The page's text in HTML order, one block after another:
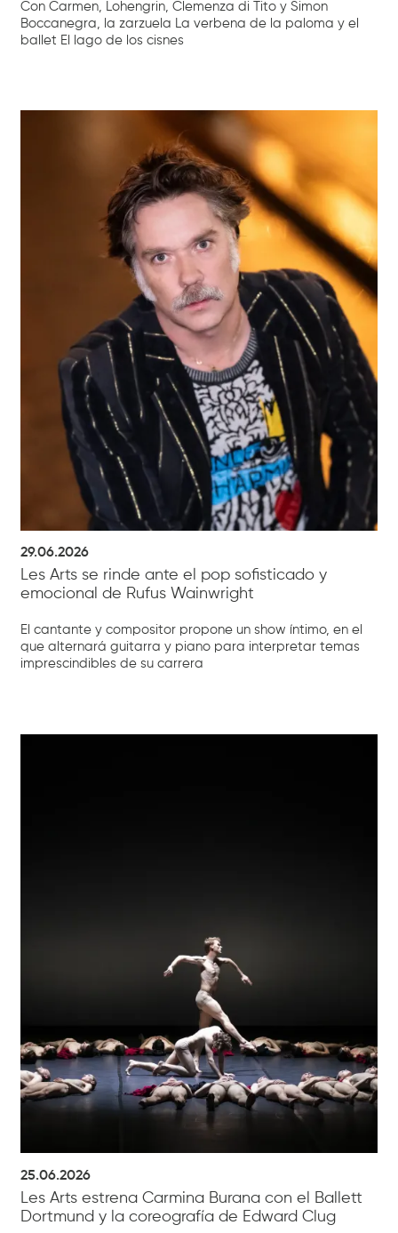
Con Carmen, Lohengrin, Clemenza di Tito y Simon
Boccanegra, la zarzuela La verbena de la paloma y el
ballet El lago de los cisnes
29.06.2026
Les Arts se rinde ante el pop sofisticado y
emocional de Rufus Wainwright
El cantante y compositor propone un show íntimo, en el
que alternará guitarra y piano para interpretar temas
imprescindibles de su carrera
25.06.2026
Les Arts estrena Carmina Burana con el Ballett
Dortmund y la coreografía de Edward Clug